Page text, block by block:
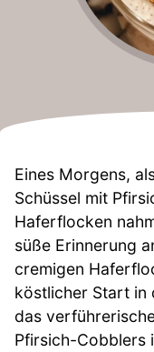
Eines Morgens,
Schüssel mit
Haferflocken
süße Erinnerung
cremigen
köstlicher Start in
das
Pfirsich-Cobblers